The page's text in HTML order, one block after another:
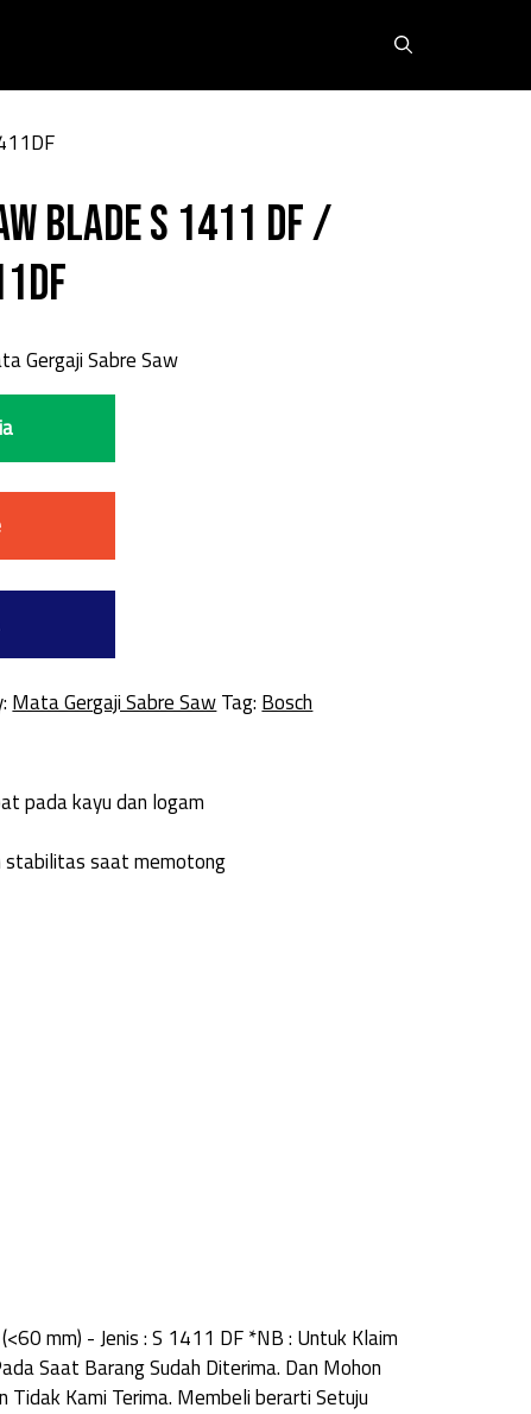
Blade S 1411 DF /
Gergaji Sabre Saw
Mata Gergaji Sabre SawTag: Bosch
pada kayu dan logam
stabilitas saat memotong
mm) - Jenis : S 1411 DF *NB : Untuk Klaim
Saat Barang Sudah Diterima. Dan Mohon
Tidak Kami Terima. Membeli berarti Setuju